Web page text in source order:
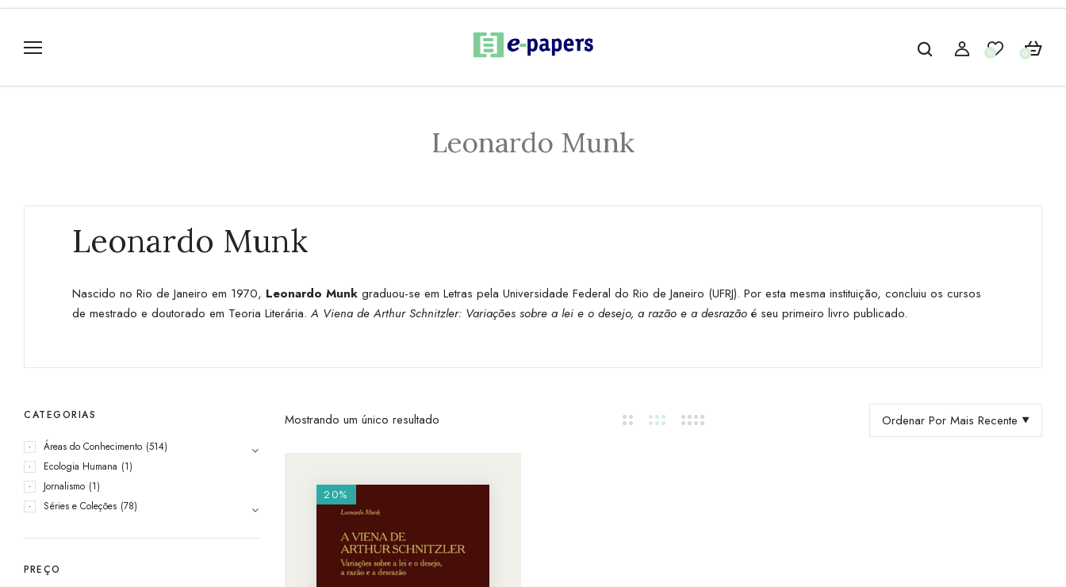
0 0
Leonardo Munk
Leonardo Munk
Nascido no Rio de Janeiro em 1970, Leonardo Munk graduou-se em Letras pela Universidade Federal do Rio de Janeiro (UFRJ). Por esta mesma instituição, concluiu os cursos
de mestrado e doutorado em Teoria Literária.A Viena de Arthur Schnitzler: Variações sobre a lei e o desejo, a razão e a desrazão é seu primeiro livro publicado.
CATEGORIAS
Áreas do Conhecimento (514)
Ecologia Humana (1)
Jornalismo (1)
Séries e Coleções (78)
PREÇO
Mostrando um único resultado Ordenar Por Mais Recente
20%